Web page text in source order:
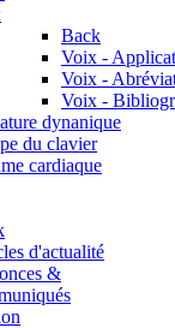
Back
Voix -
Voix -
Voix -
dynanique
du clavier
cardiaque
d'actualité
&